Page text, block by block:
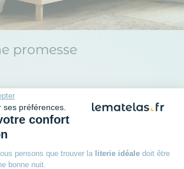
préférences.
confort
pensons que trouver la literie idéale doit être
bonne nuit.
promesse
+
ancien meuble
sans frais avec Oney +